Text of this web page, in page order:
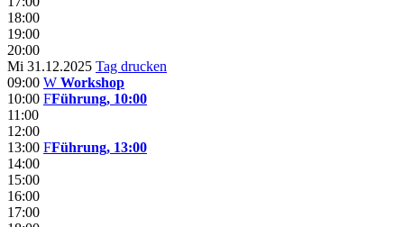
18:00
19:00
20:00
Mi 31.12.2025 Tag drucken
09:00 W Workshop
10:00 FFührung, 10:00
11:00
12:00
13:00 FFührung, 13:00
14:00
15:00
16:00
17:00